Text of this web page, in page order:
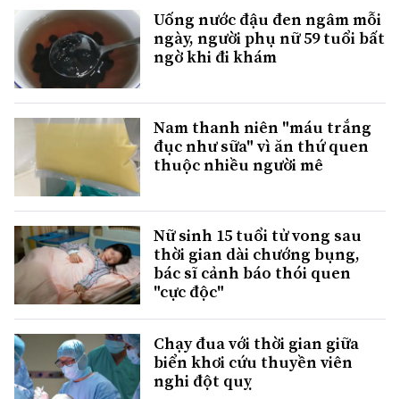
Uống nước đậu đen ngâm mỗi
ngày, người phụ nữ 59 tuổi bất
ngờ khi đi khám
Nam thanh niên "máu trắng
đục như sữa" vì ăn thứ quen
thuộc nhiều người mê
Nữ sinh 15 tuổi tử vong sau
thời gian dài chướng bụng,
bác sĩ cảnh báo thói quen
"cực độc"
Chạy đua với thời gian giữa
biển khơi cứu thuyền viên
nghi đột quỵ